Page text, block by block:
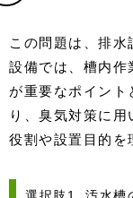
この問題は、排
設備では、槽内作
が重要なポイン
り、臭気対策に
役割や設置目的を